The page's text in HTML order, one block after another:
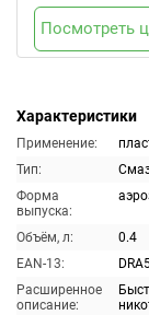
Характеристики
Применение:
Тип:
Форма
выпуска:
Объём, л:
0.4
EAN-13:
Расширенное
описание:
Посмотреть